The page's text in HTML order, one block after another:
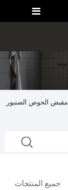
الحوض الصنبور
جميع المنتجات